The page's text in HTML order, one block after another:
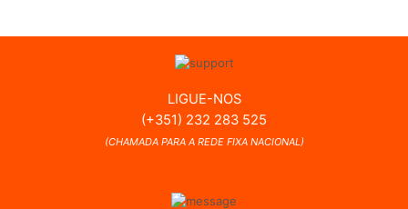
LIGUE-NOS
(+351) 232 283 525
(CHAMADA PARA A REDE FIXA NACIONAL)